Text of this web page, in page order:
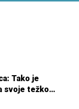
Tako je
svoje težko